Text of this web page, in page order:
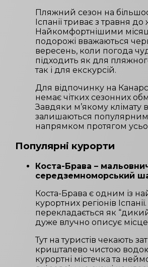
Пляжний сезон на
Іспанії триває з травня до
Найкомфортнішими
подорожі вважаються
вересень, коли погода
підходить як для
так і для екскурсій.
Для відпочинку на
немає чітких сезонних
Завдяки м’якому клімату
залишаються
напрямком протягом
Популярні курорти
Коста-Брава –
середземноморський
Коста-Брава є одним із
курортних регіонів
перекладається як
дуже влучно описує
Тут на туристів чекають
кришталево чистою
курортні містечка та